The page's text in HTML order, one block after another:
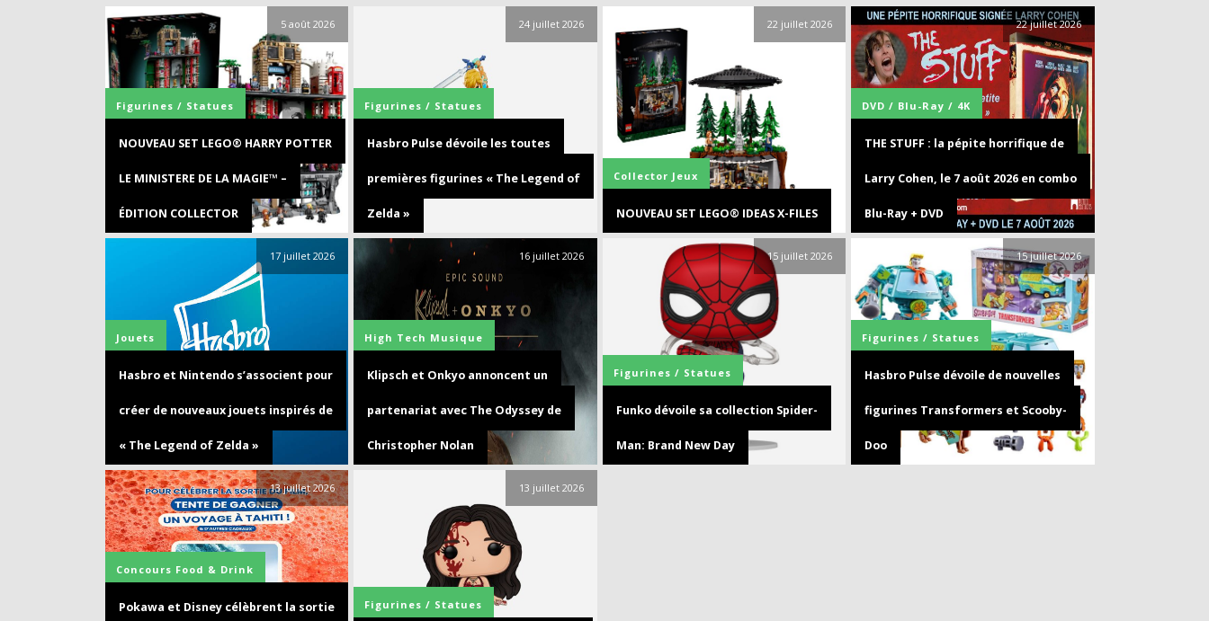
5 août 2026
Figurines / Statues
NOUVEAU SET LEGO® HARRY POTTER
LE MINISTERE DE LA MAGIE™ –
ÉDITION COLLECTOR
24 juillet 2026
Figurines / Statues
Hasbro Pulse dévoile les toutes
premières figurines « The Legend of
Zelda »
22 juillet 2026
Collector Jeux
NOUVEAU SET LEGO® IDEAS X-FILES
22 juillet 2026
DVD / Blu-Ray / 4K
THE STUFF : la pépite horrifique de
Larry Cohen, le 7 août 2026 en combo
Blu-Ray + DVD
17 juillet 2026
Jouets
Hasbro et Nintendo s’associent pour
créer de nouveaux jouets inspirés de
« The Legend of Zelda »
16 juillet 2026
High Tech Musique
Klipsch et Onkyo annoncent un
partenariat avec The Odyssey de
Christopher Nolan
15 juillet 2026
Figurines / Statues
Funko dévoile sa collection Spider-
Man: Brand New Day
15 juillet 2026
Figurines / Statues
Hasbro Pulse dévoile de nouvelles
figurines Transformers et Scooby-
Doo
13 juillet 2026
Concours Food & Drink
Pokawa et Disney célèbrent la sortie
13 juillet 2026
Figurines / Statues